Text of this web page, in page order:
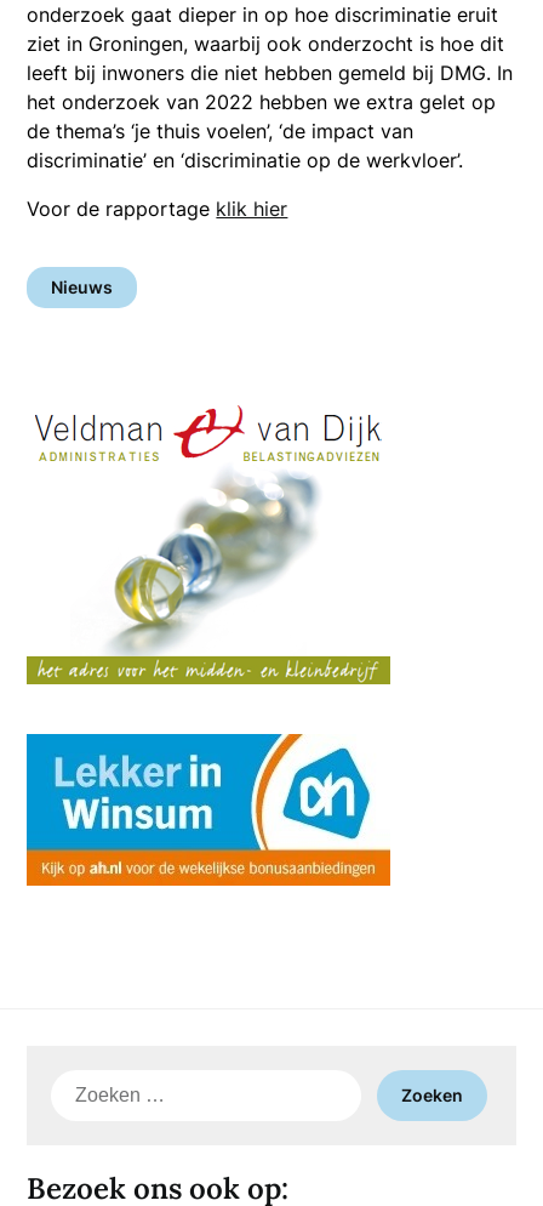
onderzoek gaat dieper in op hoe discriminatie eruit
ziet in Groningen, waarbij ook onderzocht is hoe dit
leeft bij inwoners die niet hebben gemeld bij DMG. In
het onderzoek van 2022 hebben we extra gelet op
de thema’s ‘je thuis voelen’, ‘de impact van
discriminatie’ en ‘discriminatie op de werkvloer’.
Voor de rapportage klik hier
Nieuws
Zoeken
Bezoek ons ook op: